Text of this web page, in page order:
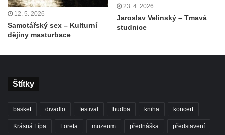
12. 5. 2026
Samotářský sex – Kulturní
dějiny masturbace
23. 4. 2026
Jaroslav Velinský – Tmavá
studnice
Štítky
basket divadlo festival hudba kniha koncert
Krásná Lípa Loreta muzeum přednáška představení